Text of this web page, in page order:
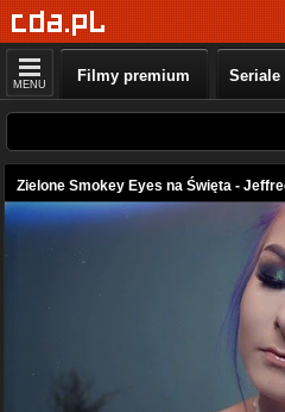
MENU Filmy premium Seriale
Zielone Smokey Eyes na Święta -